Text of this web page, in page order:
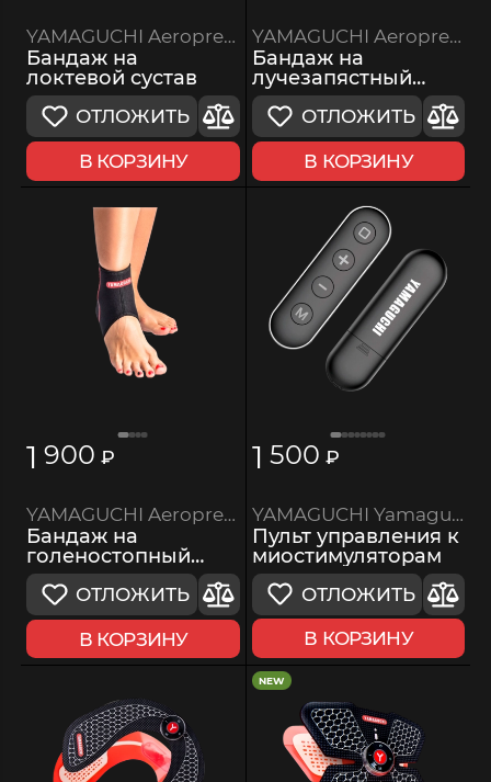
YAMAGUCHI Aeroprene Elbow Support
Бандаж на
локтевой сустав
ОТЛОЖИТЬ
В КОРЗИНУ
YAMAGUCHI Aeroprene Wrist Support
Бандаж на
лучезапястный
сустав
ОТЛОЖИТЬ
В КОРЗИНУ
1 900 ₽
YAMAGUCHI Aeroprene Ankle Support
Бандаж на
голеностопный
сустав
ОТЛОЖИТЬ
В КОРЗИНУ
1 500 ₽
YAMAGUCHI Yamaguchi Controller
Пульт управления к
миостимуляторам
ОТЛОЖИТЬ
В КОРЗИНУ
NEW